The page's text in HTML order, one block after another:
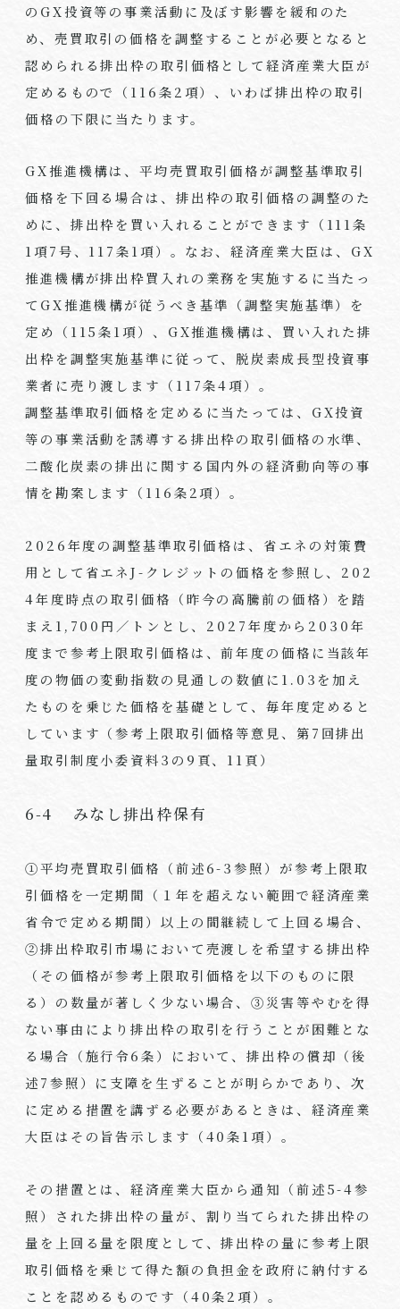
のGX投資等の事業活動に及ぼす影響を緩和のた
め、売買取引の価格を調整することが必要となると
認められる排出枠の取引価格として経済産業大臣が
定めるもので（116条2項）、いわば排出枠の取引
価格の下限に当たります。
GX推進機構は、平均売買取引価格が調整基準取引
価格を下回る場合は、排出枠の取引価格の調整のた
めに、排出枠を買い入れることができます（111条
1項7号、117条1項）。なお、経済産業大臣は、GX
推進機構が排出枠買入れの業務を実施するに当たっ
てGX推進機構が従うべき基準（調整実施基準）を
定め（115条1項）、GX推進機構は、買い入れた排
出枠を調整実施基準に従って、脱炭素成長型投資事
業者に売り渡します（117条4項）。
調整基準取引価格を定めるに当たっては、GX投資
等の事業活動を誘導する排出枠の取引価格の水準、
二酸化炭素の排出に関する国内外の経済動向等の事
情を勘案します（116条2項）。
2026年度の調整基準取引価格は、省エネの対策費
用として省エネJ-クレジットの価格を参照し、202
4年度時点の取引価格（昨今の高騰前の価格）を踏
まえ1,700円／トンとし、2027年度から2030年
度まで参考上限取引価格は、前年度の価格に当該年
度の物価の変動指数の見通しの数値に1.03を加え
たものを乗じた価格を基礎として、毎年度定めると
しています（参考上限取引価格等意見、第7回排出
量取引制度小委資料3の9頁、11頁）
6-4 みなし排出枠保有
①平均売買取引価格（前述6-3参照）が参考上限取
引価格を一定期間（１年を超えない範囲で経済産業
省令で定める期間）以上の間継続して上回る場合、
②排出枠取引市場において売渡しを希望する排出枠
（その価格が参考上限取引価格を以下のものに限
る）の数量が著しく少ない場合、③災害等やむを得
ない事由により排出枠の取引を行うことが困難とな
る場合（施行令6条）において、排出枠の償却（後
述7参照）に支障を生ずることが明らかであり、次
に定める措置を講ずる必要があるときは、経済産業
大臣はその旨告示します（40条1項）。
その措置とは、経済産業大臣から通知（前述5-4参
照）された排出枠の量が、割り当てられた排出枠の
量を上回る量を限度として、排出枠の量に参考上限
取引価格を乗じて得た額の負担金を政府に納付する
ことを認めるものです（40条2項）。